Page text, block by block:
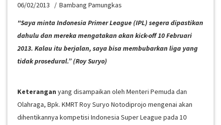
06/02/2013
Bambang Pamungkas
"Saya minta Indonesia Primer League (IPL) segera dipastikan
dahulu dan mereka mengatakan akan kick-off 10 Februari
2013. Kalau itu berjalan, saya bisa membubarkan liga yang
tidak prosedural.” (Roy Suryo)
Keterangan yang disampaikan oleh Menteri Pemuda dan
Olahraga, Bpk. KMRT Roy Suryo Notodiprojo mengenai akan
dihentikannya kompetisi Indonesia Super League pada 10